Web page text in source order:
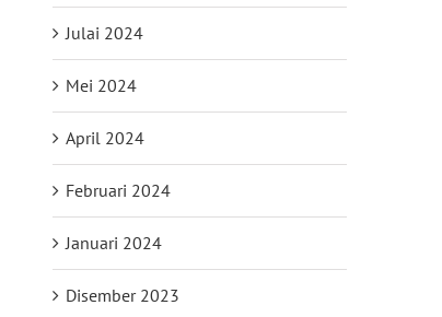
Julai 2024
Mei 2024
April 2024
Februari 2024
Januari 2024
Disember 2023